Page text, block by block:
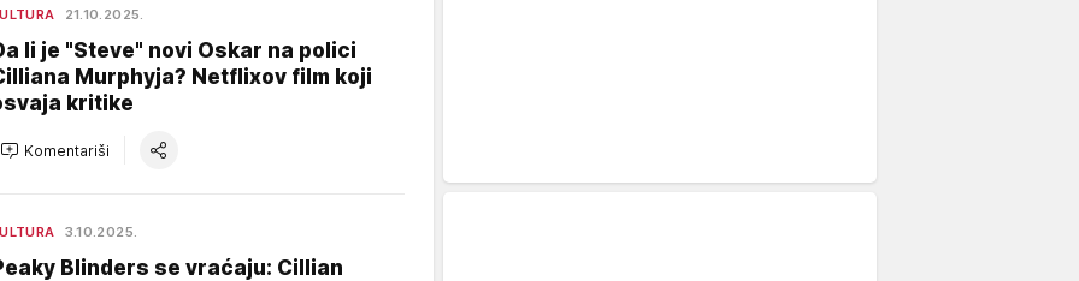
21.10.2025.
li je "Steve" novi Oskar na polici
Murphyja? Netflixov film koji
kritike
Komentariši
3.10.2025.
Blinders se vraćaju: Cillian